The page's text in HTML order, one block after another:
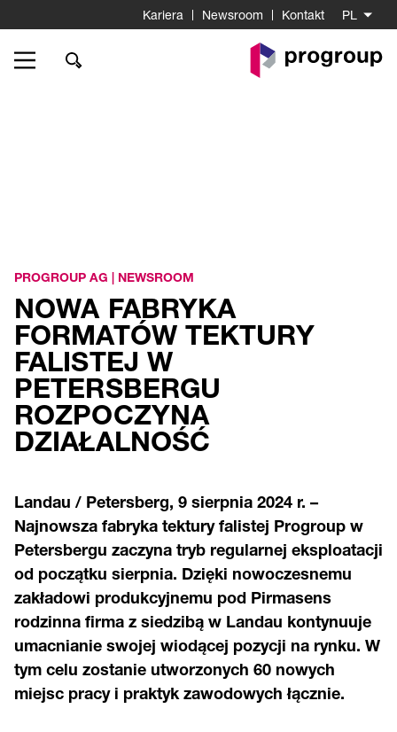
Kariera Newsroom Kontakt PL
Do
strony
PROGROUP AG | NEWSROOM
NOWA FABRYKA
FORMATÓW TEKTURY
FALISTEJ W
PETERSBERGU
ROZPOCZYNA
DZIAŁALNOŚĆ
Landau / Petersberg, 9 sierpnia 2024 r. –
Najnowsza fabryka tektury falistej Progroup w
Petersbergu zaczyna tryb regularnej eksploatacji
od początku sierpnia. Dzięki nowoczesnemu
zakładowi produkcyjnemu pod Pirmasens
rodzinna firma z siedzibą w Landau kontynuuje
umacnianie swojej wiodącej pozycji na rynku. W
tym celu zostanie utworzonych 60 nowych
miejsc pracy i praktyk zawodowych łącznie.